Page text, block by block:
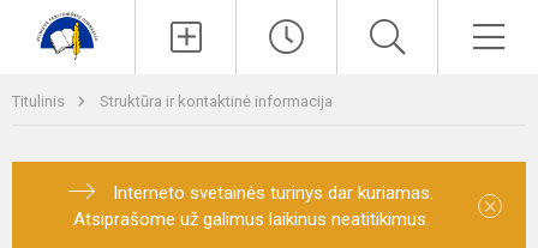
Titulinis Struktūra ir kontaktinė informacija
Interneto svetainės turinys dar kuriamas.
Atsiprašome už galimus laikinus neatitikimus.
×